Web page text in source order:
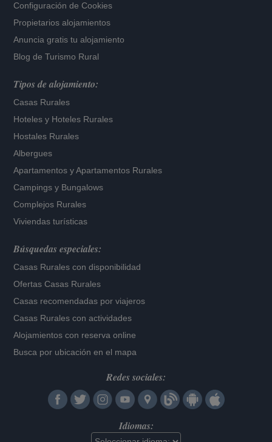
Configuración de Cookies
Propietarios alojamientos
Anuncia gratis tu alojamiento
Blog de Turismo Rural
Tipos de alojamiento:
Casas Rurales
Hoteles y Hoteles Rurales
Hostales Rurales
Albergues
Apartamentos yApartamentos Rurales
Campings y Bungalows
Complejos Rurales
Viviendas turísticas
Búsquedas especiales:
Casas Rurales con disponibilidad
Ofertas Casas Rurales
Casas recomendadas por viajeros
Casas Rurales con actividades
Alojamientos con reserva online
Busca por ubicación en el mapa
Redes sociales:
Idiomas: